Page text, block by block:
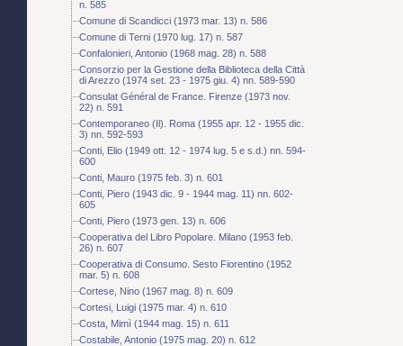
n. 585
Comune di Scandicci (1973 mar. 13) n. 586
Comune di Terni (1970 lug. 17) n. 587
Confalonieri, Antonio (1968 mag. 28) n. 588
Consorzio per la Gestione della Biblioteca della Città
di Arezzo (1974 set. 23 - 1975 giu. 4) nn. 589-590
Consulat Général de France. Firenze (1973 nov.
22) n. 591
Contemporaneo (Il). Roma (1955 apr. 12 - 1955 dic.
3) nn. 592-593
Conti, Elio (1949 ott. 12 - 1974 lug. 5 e s.d.) nn. 594-
600
Conti, Mauro (1975 feb. 3) n. 601
Conti, Piero (1943 dic. 9 - 1944 mag. 11) nn. 602-
605
Conti, Piero (1973 gen. 13) n. 606
Cooperativa del Libro Popolare. Milano (1953 feb.
26) n. 607
Cooperativa di Consumo. Sesto Fiorentino (1952
mar. 5) n. 608
Cortese, Nino (1967 mag. 8) n. 609
Cortesi, Luigi (1975 mar. 4) n. 610
Costa, Mimì (1944 mag. 15) n. 611
Costabile, Antonio (1975 mag. 20) n. 612